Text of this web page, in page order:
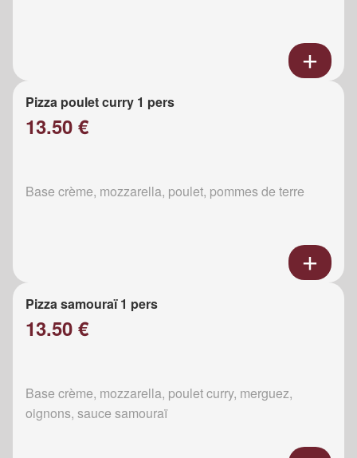
Pizza poulet curry 1 pers
13.50 €
Base crème, mozzarella, poulet, pommes de terre
Pizza samouraï 1 pers
13.50 €
Base crème, mozzarella, poulet curry, merguez,
oignons, sauce samouraï